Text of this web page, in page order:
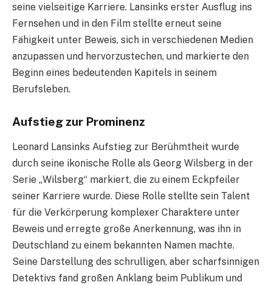
seine vielseitige Karriere. Lansinks erster Ausflug ins
Fernsehen und in den Film stellte erneut seine
Fähigkeit unter Beweis, sich in verschiedenen Medien
anzupassen und hervorzustechen, und markierte den
Beginn eines bedeutenden Kapitels in seinem
Berufsleben.
Aufstieg zur Prominenz
Leonard Lansinks Aufstieg zur Berühmtheit wurde
durch seine ikonische Rolle als Georg Wilsberg in der
Serie „Wilsberg“ markiert, die zu einem Eckpfeiler
seiner Karriere wurde. Diese Rolle stellte sein Talent
für die Verkörperung komplexer Charaktere unter
Beweis und erregte große Anerkennung, was ihn in
Deutschland zu einem bekannten Namen machte.
Seine Darstellung des schrulligen, aber scharfsinnigen
Detektivs fand großen Anklang beim Publikum und